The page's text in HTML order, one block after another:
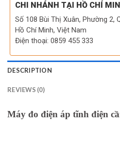
CHI NHÁNH TẠI HỒ CHÍ
Số 108 Bùi Thị Xuân, Phường 2,
Hồ Chí Minh, Việt Nam
Điện thoại: 0859 455 333
DESCRIPTION
REVIEWS (0)
Máy đo điện áp tĩnh điện